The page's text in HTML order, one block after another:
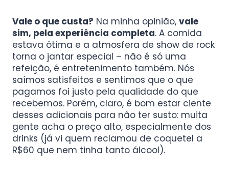
Vale o que custa? Na minha opinião, vale
sim, pela experiência completa. A comida
estava ótima e a atmosfera de show de rock
torna o jantar especial – não é só uma
refeição, é entretenimento também. Nós
saímos satisfeitos e sentimos que o que
pagamos foi justo pela qualidade do que
recebemos. Porém, claro, é bom estar ciente
desses adicionais para não ter susto: muita
gente acha o preço alto, especialmente dos
drinks (já vi quem reclamou de coquetel a
R$60 que nem tinha tanto álcool).